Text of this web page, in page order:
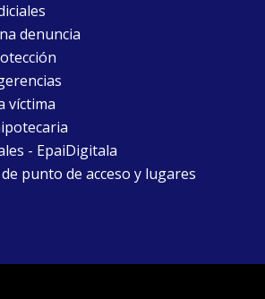
denuncia
víctima
- EpaiDigitala
punto de acceso y lugares